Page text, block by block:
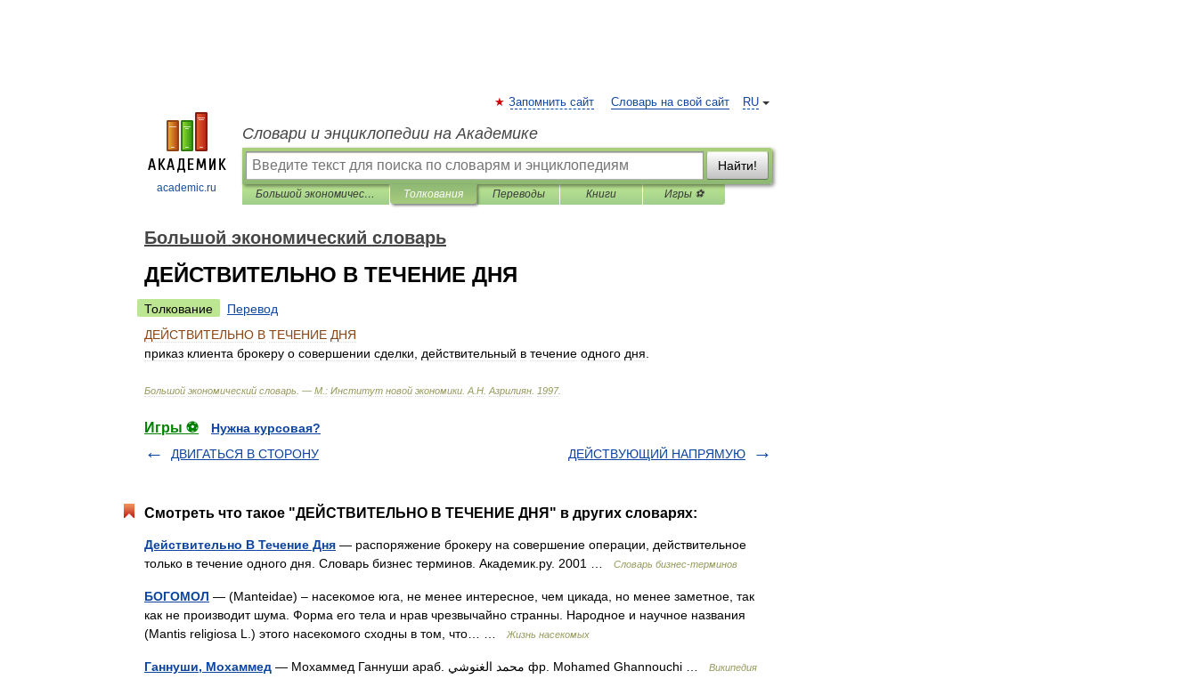
academic.ru
RU
Запомнить сайт Словарь на свой сайт
Словари и энциклопедии на Академике
Найти!
Большой экономический словарь Толкования Переводы Книги Игры ⚽
Большой экономический словарь
ДЕЙСТВИТЕЛЬНО В ТЕЧЕНИЕ ДНЯ
Толкование
Перевод
ДЕЙСТВИТЕЛЬНО В ТЕЧЕНИЕ ДНЯ
приказ клиента брокеру о совершении сделки действительный в течение одного дня
Большой экономический словарь . — М : Институт новой экономики А Н Азрилиян 1997.
Игры ⚽
Нужна курсовая?
ДВИГАТЬСЯ В СТОРОНУ
ДЕЙСТВУЮЩИЙ НАПРЯМУЮ
Смотреть что такое "ДЕЙСТВИТЕЛЬНО В ТЕЧЕНИЕ ДНЯ" в других словарях:
Действительно В Течение Дня — распоряжение брокеру на совершение операции, действительное
только в течение одного дня. Словарь бизнес терминов. Академик.ру. 2001 …
Словарь бизнес-терминов
БОГОМОЛ — (Manteidae) – насекомое юга, не менее интересное, чем цикада, но менее заметное, так
как не производит шума. Форма его тела и нрав чрезвычайно странны. Народное и научное названия
(Mantis religiosa L.) этого насекомого сходны в том, что… …
Жизнь насекомых
Ганнуши, Мохаммед — Мохаммед Ганнуши араб. محمد الغنوشي‎‎ фр. Mohamed Ghannouchi … Википедия